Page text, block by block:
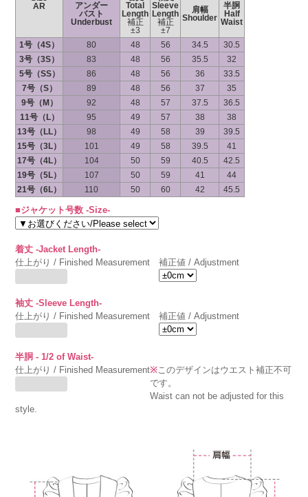
AR
アンダー
バスト
Underbust
Total
Length
補正
±3
Sleeve
Length
補正
±7
肩幅
Shoulder
半胴
Half
Waist
1号（4S） 80 48 56 34.5
30.5
3号（3S）
83 48 56 35.5
32
5号（SS）
86 48 56 36
33.5
7号（S）
89 48 56 37
35
9号（M）
92 48 57 37.5
36.5
11号（L）
95 49 57 38
38
13号（LL）
98 49 58 39
39.5
15号（3L）
101 49 58 39.5
41
17号（4L）
104 50 59 40.5
42.5
19号（5L）
107 50 59 41
44
21号（6L）
110 50 60 42 45.5
■ジャケット号数 -Size-
着丈 -Jacket Length-
仕上がり / Finished Measurement
補正値 / Adjustment
袖丈 -Sleeve Length-
仕上がり / Finished Measurement
補正値 / Adjustment
半胴 - 1/2 of Waist-
仕上がり / Finished Measurement※このデザインはウエスト補正不可
です。
Waist can not be adjusted for this
style.